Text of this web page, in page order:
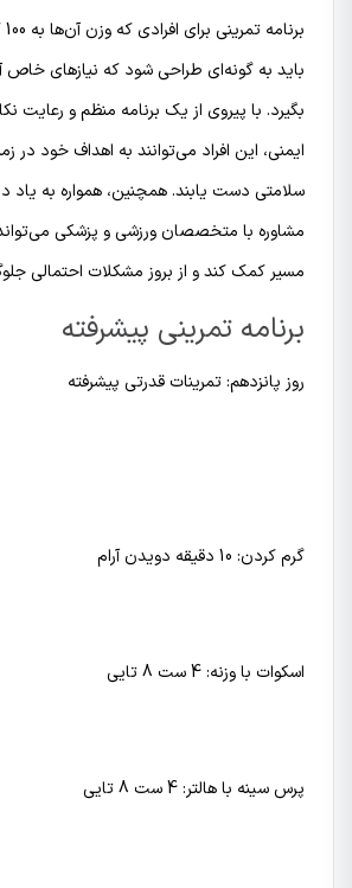
باید به گونه‌ای طراحی شود که نیازهای خاص
بگیرد. با پیروی از یک برنامه منظم و رعایت
ایمنی، این افراد می‌توانند به اهداف خود در
سلامتی دست یابند. همچنین، همواره به یاد
مشاوره با متخصصان ورزشی و پزشکی
مسیر کمک کند و از بروز مشکلات احتمالی
برنامه تمرینی پیشرفته
روز پانزدهم: تمرینات قدرتی پیشرفته
گرم کردن: 10 دقیقه دویدن آرام
اسکوات با وزنه: 4 ست 8 تایی
پرس سینه با هالتر: 4 ست 8 تایی